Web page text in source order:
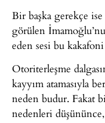
Bir başka gerekçe
görülen
eden sesi bu
Otoriterleşme
kayyım atamasıyla
neden budur. Fakat
nedenleri